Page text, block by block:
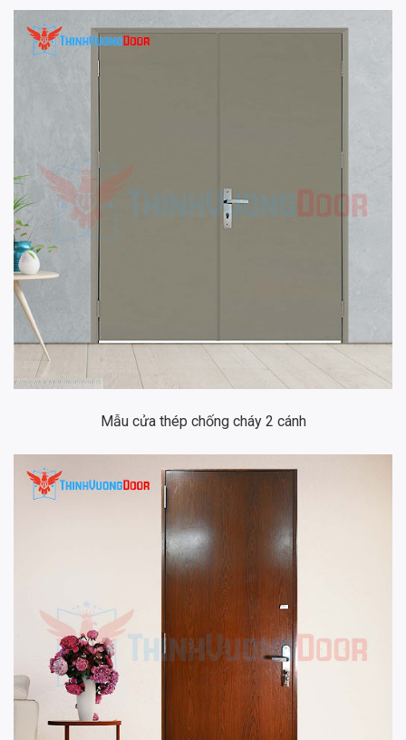
Mẫu cửa thép chống cháy 2 cánh